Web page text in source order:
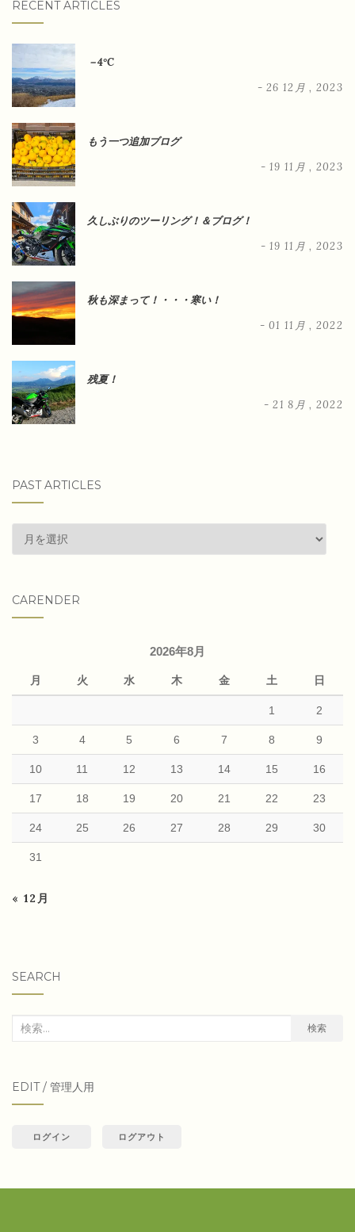
RECENT ARTICLES
－4°C
- 26 12月 , 2023
もう一つ追加ブログ
- 19 11月 , 2023
久しぶりのツーリング！＆ブログ！
- 19 11月 , 2023
秋も深まって！・・・寒い！
- 01 11月 , 2022
残夏！
- 21 8月 , 2022
PAST ARTICLES
past
articles
CARENDER
2026年8月
月 火 水 木 金 土 日
1 2
3 4 5 6 7 8 9
10 11 12 13 14 15 16
17 18 19 20 21 22 23
24 25 26 27 28 29 30
31
« 12月
SEARCH
検
象:
検索
EDIT / 管理人用
ログイン ログアウト